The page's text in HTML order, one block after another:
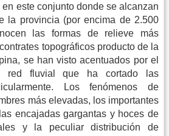
este conjunto donde se alcanzan
la provincia (por encima de 2.500
las formas de relieve más
topográficos producto de la
se han visto acentuados por el
red fluvial que ha cortado las
Los fenómenos de
más elevadas, los importantes
encajadas gargantas y hoces de
y la peculiar distribución de